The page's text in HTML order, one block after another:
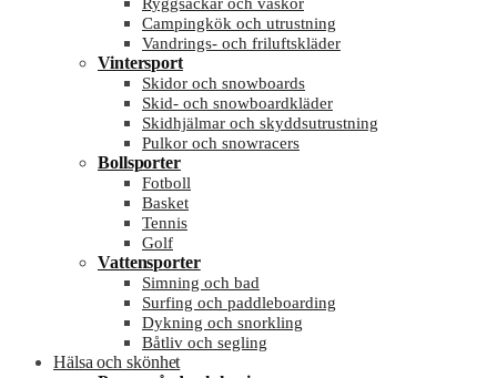
Campingkök och utrustning
Vandrings- och friluftskläder
Vintersport
Skidor och snowboards
Skid- och snowboardkläder
Skidhjälmar och skyddsutrustning
Pulkor och snowracers
Bollsporter
Fotboll
Basket
Tennis
Golf
Vattensporter
Simning och bad
Surfing och paddleboarding
Dykning och snorkling
Båtliv och segling
Hälsa och skönhet